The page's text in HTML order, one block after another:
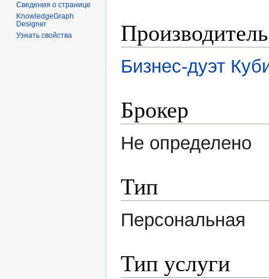
Бизнес-дуэт
Брокер
Не определено
Тип
Персональная
Тип услуги
Сведения о странице
KnowledgeGraph
Designer
Узнать свойства